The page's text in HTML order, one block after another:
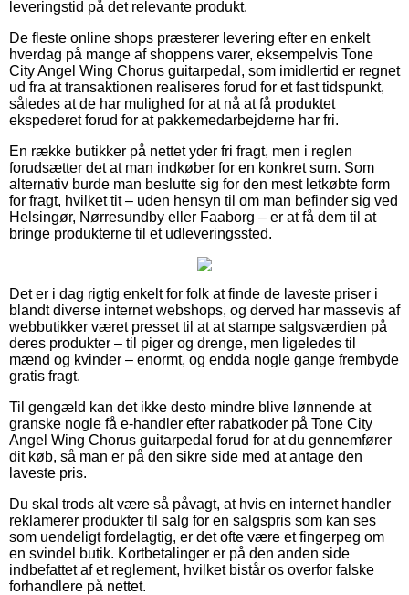
leveringstid på det relevante produkt.
De fleste online shops præsterer levering efter en enkelt
hverdag på mange af shoppens varer, eksempelvis Tone
City Angel Wing Chorus guitarpedal, som imidlertid er regnet
ud fra at transaktionen realiseres forud for et fast tidspunkt,
således at de har mulighed for at nå at få produktet
ekspederet forud for at pakkemedarbejderne har fri.
En række butikker på nettet yder fri fragt, men i reglen
forudsætter det at man indkøber for en konkret sum. Som
alternativ burde man beslutte sig for den mest letkøbte form
for fragt, hvilket tit – uden hensyn til om man befinder sig ved
Helsingør, Nørresundby eller Faaborg – er at få dem til at
bringe produkterne til et udleveringssted.
Det er i dag rigtig enkelt for folk at finde de laveste priser i
blandt diverse internet webshops, og derved har massevis af
webbutikker været presset til at at stampe salgsværdien på
deres produkter – til piger og drenge, men ligeledes til
mænd og kvinder – enormt, og endda nogle gange frembyde
gratis fragt.
Til gengæld kan det ikke desto mindre blive lønnende at
granske nogle få e-handler efter rabatkoder på Tone City
Angel Wing Chorus guitarpedal forud for at du gennemfører
dit køb, så man er på den sikre side med at antage den
laveste pris.
Du skal trods alt være så påvagt, at hvis en internet handler
reklamerer produkter til salg for en salgspris som kan ses
som uendeligt fordelagtig, er det ofte være et fingerpeg om
en svindel butik. Kortbetalinger er på den anden side
indbefattet af et reglement, hvilket bistår os overfor falske
forhandlere på nettet.